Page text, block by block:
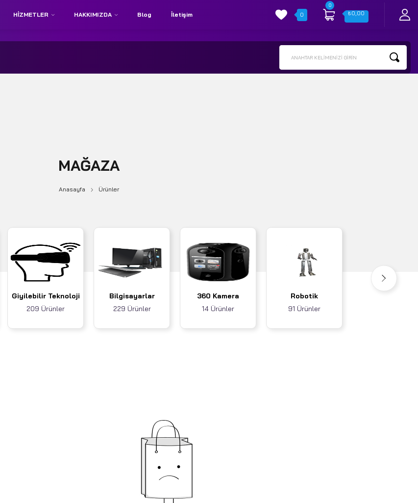
ANAHTAR KELIMENIZI GIRIN
HIZMETLER HAKKIMIZDA Blog İletişim 0
0
₺0,00
MAĞAZA
Anasayfa Ürünler
Giyilebilir Teknoloji
209 Ürünler
Bilgisayarlar
229 Ürünler
360 Kamera
14 Ürünler
Robotik
91 Ürünler